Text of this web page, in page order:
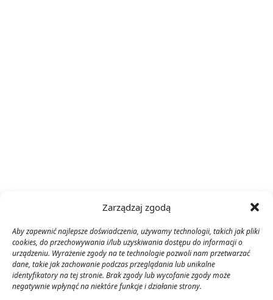
Zarządzaj zgodą
Aby zapewnić najlepsze doświadczenia, używamy technologii, takich jak pliki
cookies, do przechowywania i/lub uzyskiwania dostępu do informacji o
urządzeniu. Wyrażenie zgody na te technologie pozwoli nam przetwarzać
dane, takie jak zachowanie podczas przeglądania lub unikalne
identyfikatory na tej stronie. Brak zgody lub wycofanie zgody może
negatywnie wpłynąć na niektóre funkcje i działanie strony.